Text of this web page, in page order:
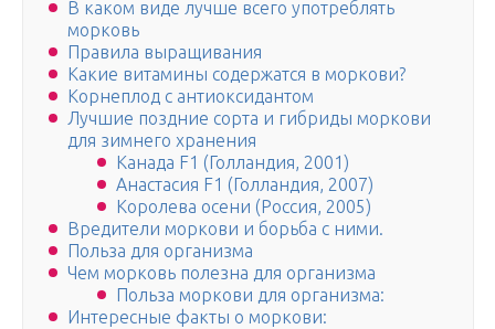
В каком виде лучше всего употреблять
морковь
Правила выращивания
Какие витамины содержатся в моркови?
Корнеплод с антиоксидантом
Лучшие поздние сорта и гибриды моркови
для зимнего хранения
Канада F1 (Голландия, 2001)
Анастасия F1 (Голландия, 2007)
Королева осени (Россия, 2005)
Вредители моркови и борьба с ними.
Польза для организма
Чем морковь полезна для организма
Польза моркови для организма:
Интересные факты о моркови: